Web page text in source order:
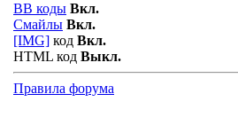
BB коды Вкл.
Смайлы Вкл.
[IMG] код Вкл.
HTML код Выкл.
Правила форума